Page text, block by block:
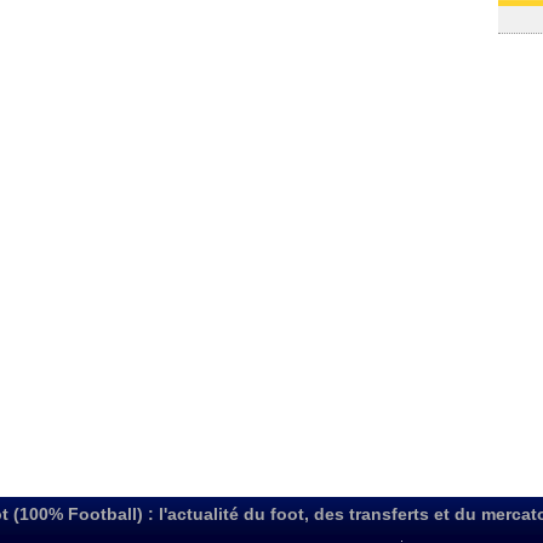
(100% Football) : l'actualité du foot, des transferts et du